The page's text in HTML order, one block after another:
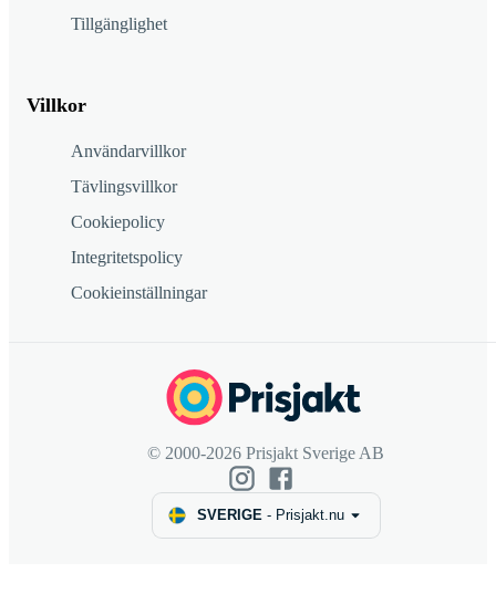
Tillgänglighet
Villkor
Användarvillkor
Tävlingsvillkor
Cookiepolicy
Integritetspolicy
Cookieinställningar
© 2000-2026 Prisjakt Sverige AB
SVERIGE- Prisjakt.nu